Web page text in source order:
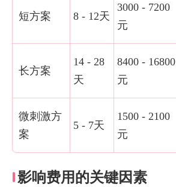
短方案 8 - 12天
3000 - 7200
元
长方案
14 - 28
天
8400 - 16800
元
微刺激方
案
5 - 7天
1500 - 2100
元
影响费用的关键因素